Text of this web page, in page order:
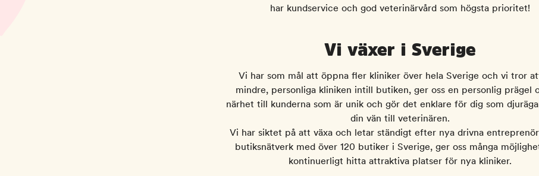
har kundservice och god veterinärvård som högsta prioritet!
Vi växer i Sverige
Vi har som mål att öppna fler kliniker över hela Sverige och vi tror
mindre, personliga kliniken intill butiken, ger oss en personlig prägel
närhet till kunderna som är unik och gör det enklare för dig som
din vän till veterinären.
Vi har siktet på att växa och letar ständigt efter nya drivna
butiksnätverk med över 120 butiker i Sverige, ger oss många
kontinuerligt hitta attraktiva platser för nya kliniker.